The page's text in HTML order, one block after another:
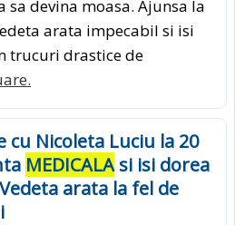
sa devina moasa. Ajunsa la
arata impecabil si isi
trucuri drastice de
cu Nicoleta Luciu la 20
MEDICALAsi isi dorea
arata la fel de